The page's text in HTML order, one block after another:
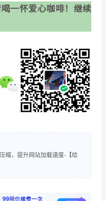
一怀爱心咖啡！继续
缩，提升网站加载速度-【给